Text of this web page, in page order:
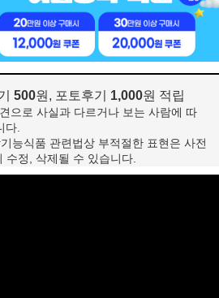
500원, 포토후기 1,000원 적립
으로 사실과 다르거나 보는 사람에 따
다.
능식품 관련법상 부적절한 표현은 사전
수정, 삭제될 수 있습니다.